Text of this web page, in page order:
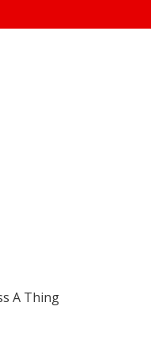
A Thing